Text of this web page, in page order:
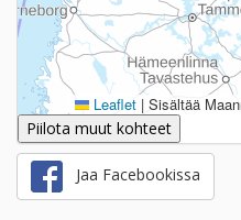
Leaflet | Sisältää
Piilota muut kohteet
Jaa Facebookissa